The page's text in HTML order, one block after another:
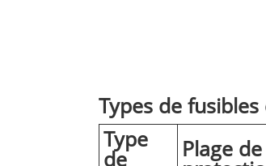
Types de
Type
de Plage de